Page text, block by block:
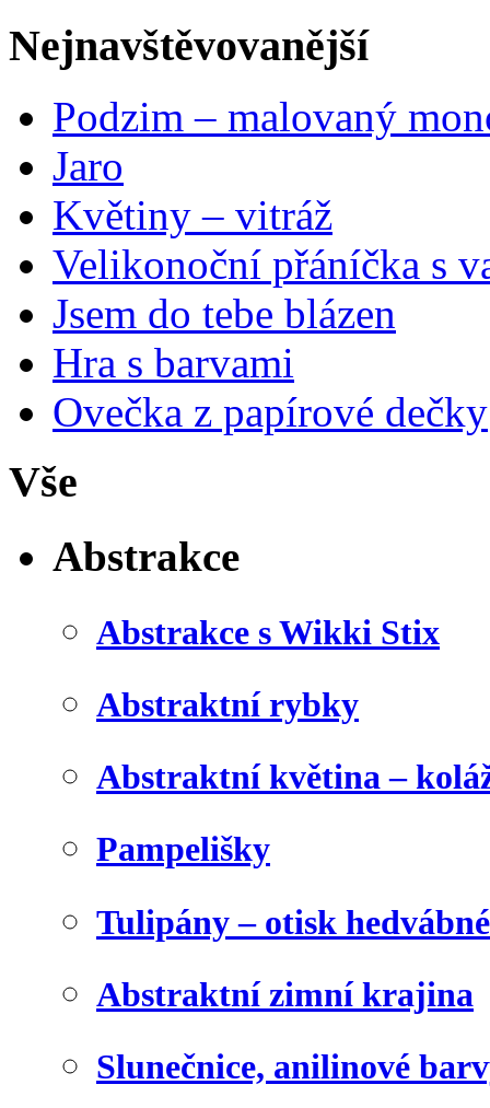
Nejnavštěvovanější
Podzim – malovaný
Jaro
Květiny – vitráž
Velikonoční přáníčka s
Jsem do tebe blázen
Hra s barvami
Ovečka z papírové dečky
Vše
Abstrakce
Abstrakce s Wikki Stix
Abstraktní rybky
Abstraktní květina –
Pampelišky
Tulipány – otisk
Abstraktní zimní krajina
Slunečnice, anilinové